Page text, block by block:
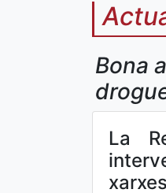
Bona
La